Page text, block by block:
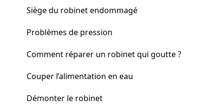
Siège du robinet endommagé
Problèmes de pression
Comment réparer un robinet qui goutte ?
Couper l’alimentation en eau
Démonter le robinet